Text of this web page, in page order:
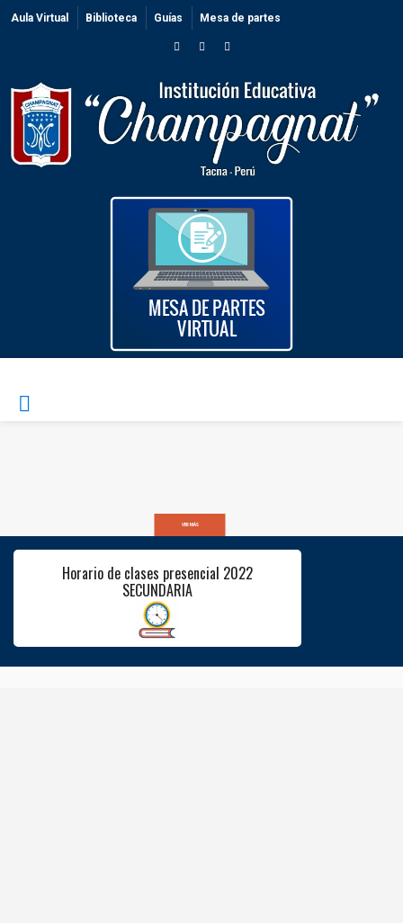
Aula Virtual Biblioteca Guías Mesa de partes
VER MÁS
Horario de clases presencial 2022
SECUNDARIA